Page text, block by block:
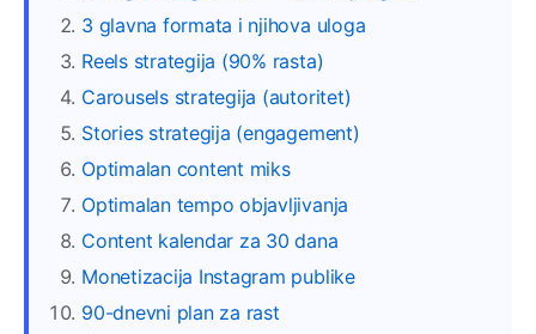
3 glavna formata i njihova uloga
Reels strategija (90% rasta)
Carousels strategija (autoritet)
Stories strategija (engagement)
Optimalan content miks
Optimalan tempo objavljivanja
Content kalendar za 30 dana
Monetizacija Instagram publike
90-dnevni plan za rast